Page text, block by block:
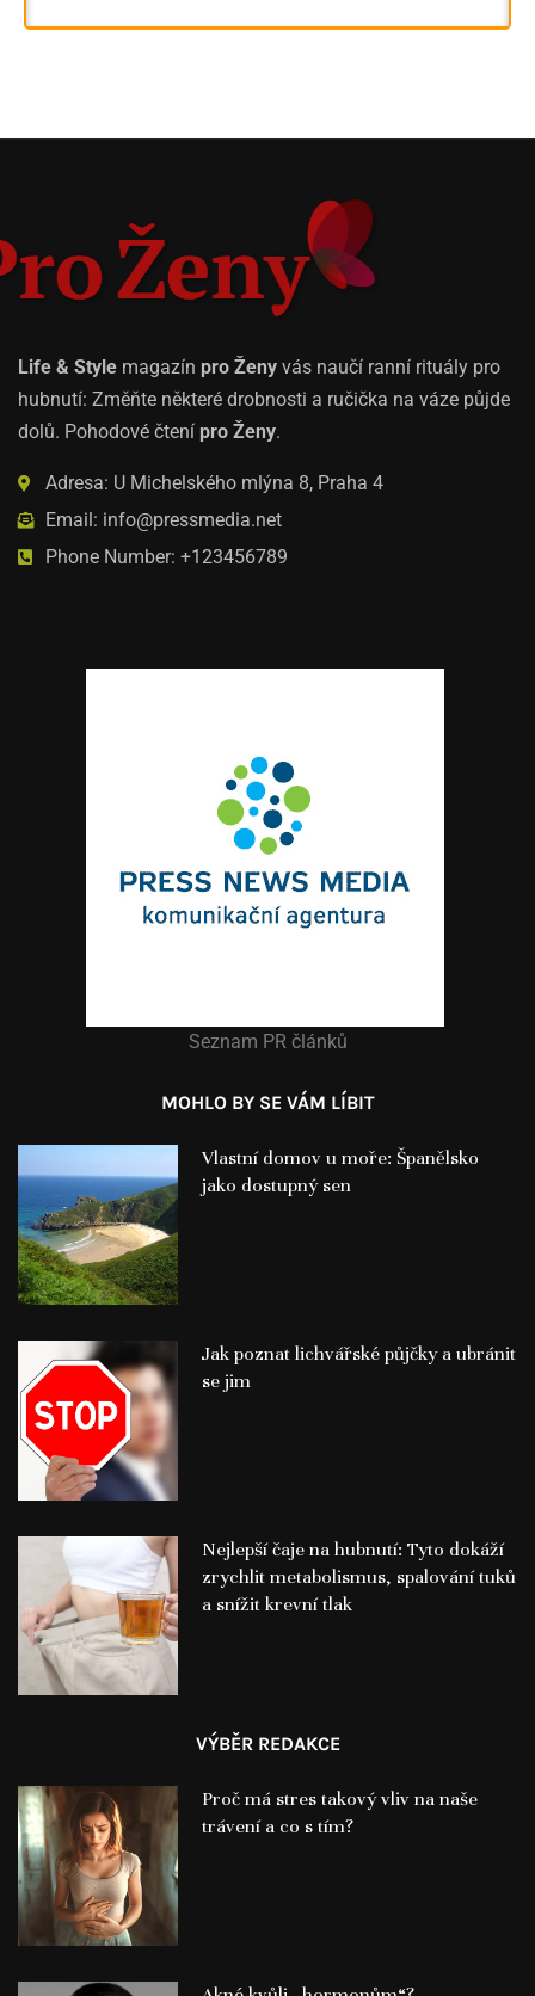
Life & Style magazín pro Ženy vás naučí ranní rituály pro
hubnutí: Změňte některé drobnosti a ručička na váze půjde
dolů. Pohodové čtení pro Ženy.
Adresa: U Michelského mlýna 8, Praha 4
Email: info@pressmedia.net
Phone Number: +123456789
Seznam PR článků
MOHLO BY SE VÁM LÍBIT
Vlastní domov u moře: Španělsko
jako dostupný sen
Jak poznat lichvářské půjčky a ubránit
se jim
Nejlepší čaje na hubnutí: Tyto dokáží
zrychlit metabolismus, spalování tuků
a snížit krevní tlak
VÝBĚR REDAKCE
Proč má stres takový vliv na naše
trávení a co s tím?